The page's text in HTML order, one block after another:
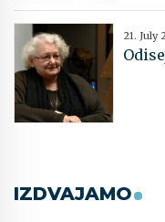
21. July
IZDVAJAMO